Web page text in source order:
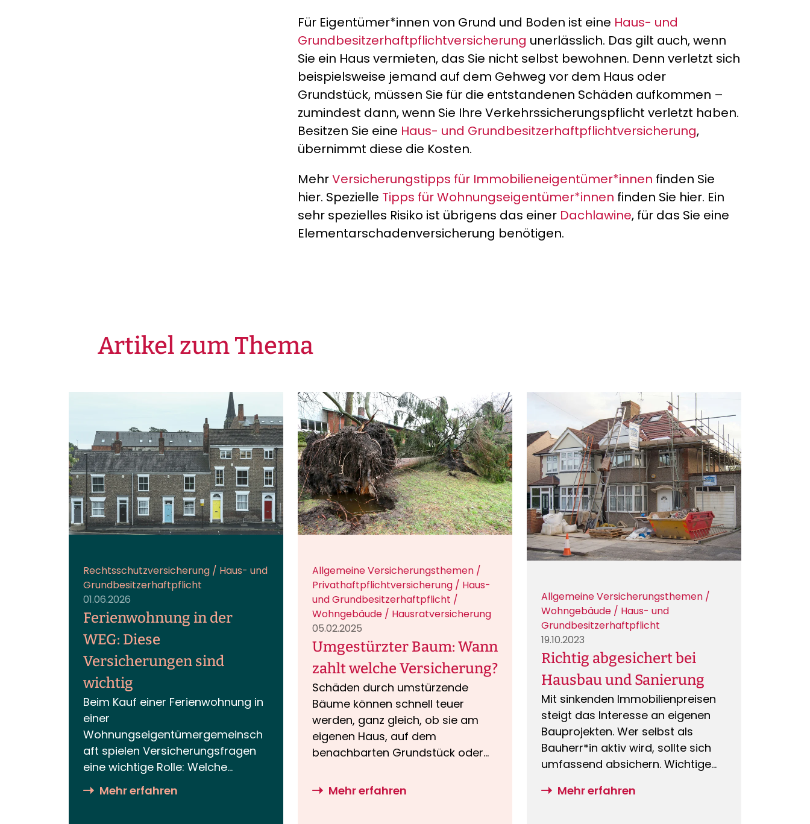
Für Eigentümer*innen von Grund und Boden ist eine Haus- und
Grundbesitzerhaftpflichtversicherung unerlässlich. Das gilt auch, wenn
Sie ein Haus vermieten, das Sie nicht selbst bewohnen. Denn verletzt sich
beispielsweise jemand auf dem Gehweg vor dem Haus oder
Grundstück, müssen Sie für die entstandenen Schäden aufkommen –
zumindest dann, wenn Sie Ihre Verkehrssicherungspflicht verletzt haben.
Besitzen Sie eine Haus- und Grundbesitzerhaftpflichtversicherung,
übernimmt diese die Kosten.
MehrVersicherungstipps für Immobilieneigentümer*innen finden Sie
hier. Spezielle Tipps für Wohnungseigentümer*innen finden Sie hier. Ein
sehr spezielles Risiko ist übrigens das einer Dachlawine, für das Sie eine
Elementarschadenversicherung benötigen.
Artikel zum Thema
Rechtsschutzversicherung / Haus- und
Grundbesitzerhaftpflicht
01.06.2026
Ferienwohnung in der
WEG: Diese
Versicherungen sind
wichtig
Beim Kauf einer Ferienwohnung in
einer
Wohnungseigentümergemeinsch
aft spielen Versicherungsfragen
eine wichtige Rolle: Welche
Versicherungen braucht man als
Wohnungseigentümer – und
Mehr erfahren
Allgemeine Versicherungsthemen /
Privathaftpflichtversicherung / Haus-
und Grundbesitzerhaftpflicht /
Wohngebäude / Hausratversicherung
05.02.2025
Umgestürzter Baum: Wann
zahlt welche Versicherung?
Schäden durch umstürzende
Bäume können schnell teuer
werden, ganz gleich, ob sie am
eigenen Haus, auf dem
benachbarten Grundstück oder
fällt, weil er durch einen Sturm
Mehr erfahren
Allgemeine Versicherungsthemen /
Wohngebäude / Haus- und
Grundbesitzerhaftpflicht
19.10.2023
Richtig abgesichert bei
Hausbau und Sanierung
Mit sinkenden Immobilienpreisen
steigt das Interesse an eigenen
Bauprojekten. Wer selbst als
Bauherr*in aktiv wird, sollte sich
umfassend absichern. Wichtige
Bauherrenhaftpflicht oder eine
Mehr erfahren